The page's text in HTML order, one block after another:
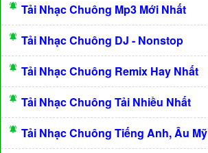
Tải Nhạc Chuông Mp3 Mới Nhất
Tải Nhạc Chuông DJ - Nonstop
Tải Nhạc Chuông Remix Hay Nhất
Tải Nhạc Chuông Tải Nhiều Nhất
Tải Nhạc Chuông Tiếng Anh, Âu Mỹ